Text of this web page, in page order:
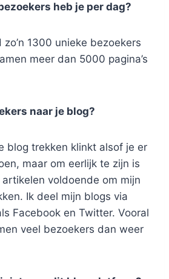
heb je per dag?
1300 unieke bezoekers
meer dan 5000 pagina’s
naar je blog?
blog trekken klinkt alsof je er
maar om eerlijk te zijn is
voldoende om mijn
Ik deel mijn blogs via
Facebook en Twitter. Vooral
veel bezoekers dan weer